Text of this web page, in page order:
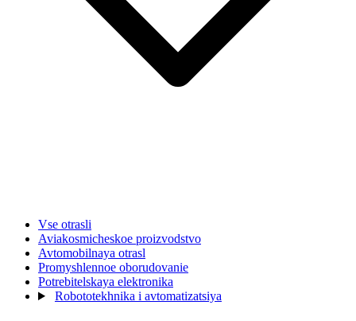
Vse otrasli
Aviakosmicheskoe proizvodstvo
Avtomobilnaya otrasl
Promyshlennoe oborudovanie
Potrebitelskaya elektronika
Robototekhnika i avtomatizatsiya